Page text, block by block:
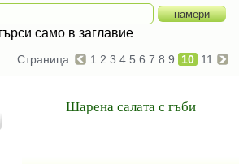
само в заглавие
Страница 1 2 3 4 5 6 7 8 9 10 11
Шарена салата с гъби